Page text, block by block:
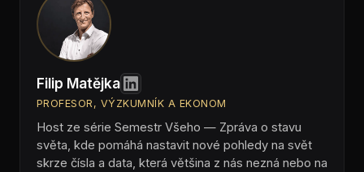
Filip Matějka
PROFESOR, VÝZKUMNÍK A EKONOM
Host ze série Semestr Všeho — Zpráva o stavu
světa, kde pomáhá nastavit nové pohledy na svět
skrze čísla a data, která většina z nás nezná nebo na